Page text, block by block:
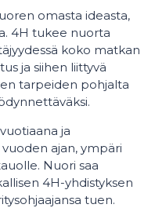
omasta ideasta,
4H tukee nuorta
koko matkan
ja siihen liittyvä
tarpeiden pohjalta
ja
ajan, ympäri
Nuori saa
4H-yhdistyksen
tuen.